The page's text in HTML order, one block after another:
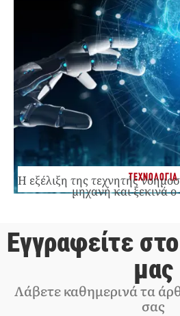
ΤΕΧΝΟΛΟΓΙΑ
Η εξέλιξη της τεχνητής
μηχανή και ξεκινά
Εγγραφείτε
μας
Λάβετε καθημερινά τα
σας